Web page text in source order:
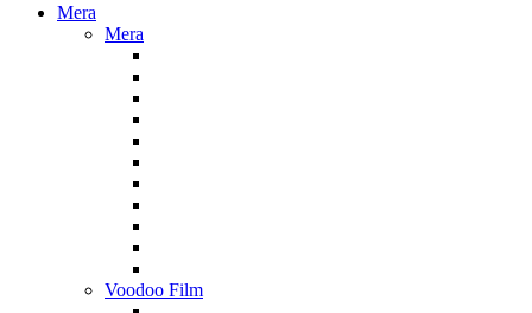
Mera
Mera
Voodoo Film